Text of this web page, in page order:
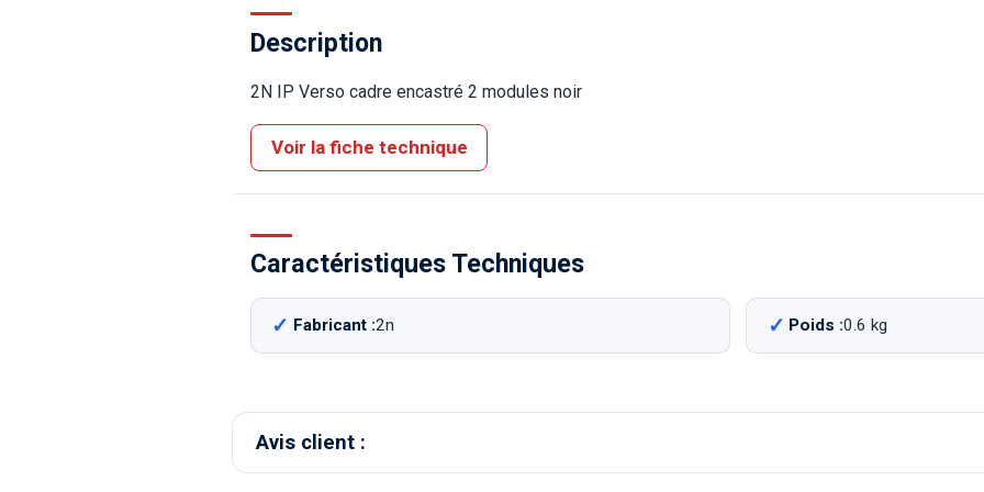
Description
2N IP Verso cadre encastré 2 modules noir
Voir la fiche technique
Caractéristiques Techniques
Fabricant :2n Poids :0.6 kg
Avis client :